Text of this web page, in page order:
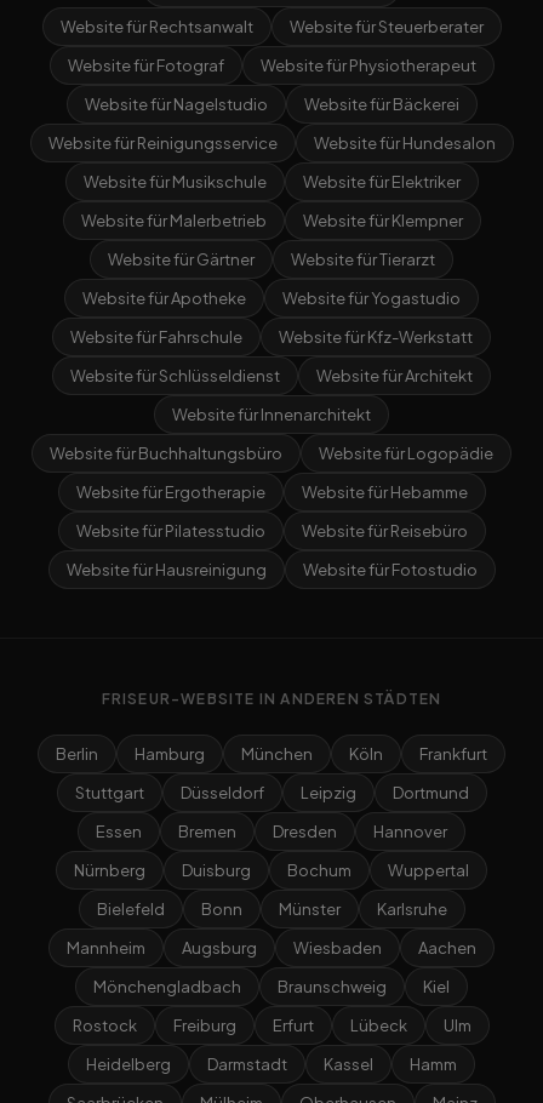
Website für Rechtsanwalt
Website für Steuerberater
Website für Fotograf
Website für Physiotherapeut
Website für Nagelstudio
Website für Bäckerei
Website für Reinigungsservice
Website für Hundesalon
Website für Musikschule
Website für Elektriker
Website für Malerbetrieb
Website für Klempner
Website für Gärtner
Website für Tierarzt
Website für Apotheke
Website für Yogastudio
Website für Fahrschule
Website für Kfz-Werkstatt
Website für Schlüsseldienst
Website für Architekt
Website für Innenarchitekt
Website für Buchhaltungsbüro
Website für Logopädie
Website für Ergotherapie
Website für Hebamme
Website für Pilatesstudio
Website für Reisebüro
Website für Hausreinigung
Website für Fotostudio
FRISEUR-WEBSITE IN ANDEREN STÄDTEN
Berlin Hamburg München Köln
Frankfurt
Stuttgart
Düsseldorf Leipzig
Dortmund
Essen
Bremen Dresden
Hannover
Nürnberg
Duisburg Bochum
Wuppertal
Bielefeld
Bonn Münster
Karlsruhe
Mannheim
Augsburg Wiesbaden
Aachen
Mönchengladbach
Braunschweig
Kiel
Rostock
Freiburg Erfurt Lübeck
Ulm
Heidelberg
Darmstadt Kassel
Hamm